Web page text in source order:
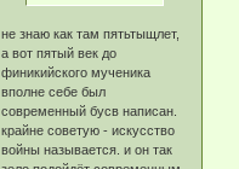
не знаю как там пятьтыщлет,
а вот пятый век до
финикийского мученика
вполне себе был
современный бусв написан.
крайне советую - искусство
войны называется. и он так